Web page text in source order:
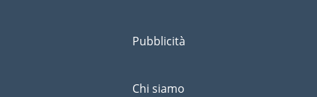
Pubblicità
Chi siamo